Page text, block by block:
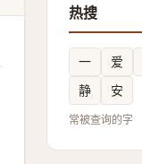
热搜
一 爱
静
安
常被查询的字